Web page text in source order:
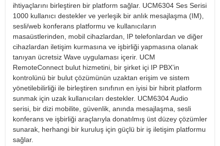
ihtiyaçlarını birleştiren bir platform sağlar. UCM6304 Ses Serisi
1000 kullanıcı destekler ve yerleşik bir anlık mesajlaşma (IM),
sesli/web konferans platformu ve kullanıcıların
masaüstlerinden, mobil cihazlardan, IP telefonlardan ve diğer
cihazlardan iletişim kurmasına ve işbirliği yapmasına olanak
tanıyan ücretsiz Wave uygulaması içerir. UCM
RemoteConnect bulut hizmetini, bir şirket içi IP PBX’in
kontrolünü bir bulut çözümünün uzaktan erişim ve sistem
yönetilebilirliği ile birleştiren sınıfının en iyisi bir hibrit platform
sunmak için uzak kullanıcıları destekler. UCM6304 Audio
serisi, bir dizi mobilite, güvenlik, anında mesajlaşma, sesli
konferans ve işbirliği araçlarıyla donatılmış üst düzey çözümler
sunarak, herhangi bir kuruluş için güçlü bir iş iletişim platformu
sağlar.